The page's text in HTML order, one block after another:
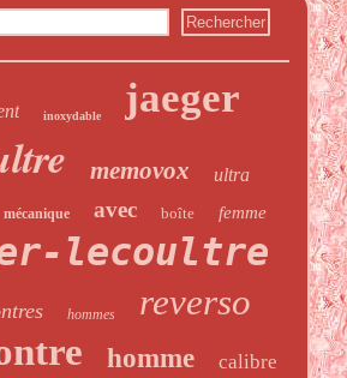
inoxydable jaeger
memovox ultra
mécanique avec boîte femme
lecoultre
hommes reverso
homme calibre